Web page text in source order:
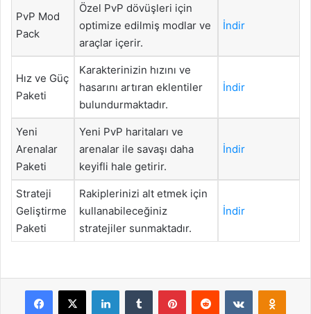
PvP Mod
Pack
Özel PvP dövüşleri için
optimize edilmiş modlar ve
araçlar içerir.
İndir
Hız ve Güç
Paketi
Karakterinizin hızını ve
hasarını artıran eklentiler
bulundurmaktadır.
İndir
Yeni
Arenalar
Paketi
Yeni PvP haritaları ve
arenalar ile savaşı daha
keyifli hale getirir.
İndir
Strateji
Geliştirme
Paketi
Rakiplerinizi alt etmek için
kullanabileceğiniz
stratejiler sunmaktadır.
İndir
Facebook
X LinkedInTumblr PinterestReddit VKontakte